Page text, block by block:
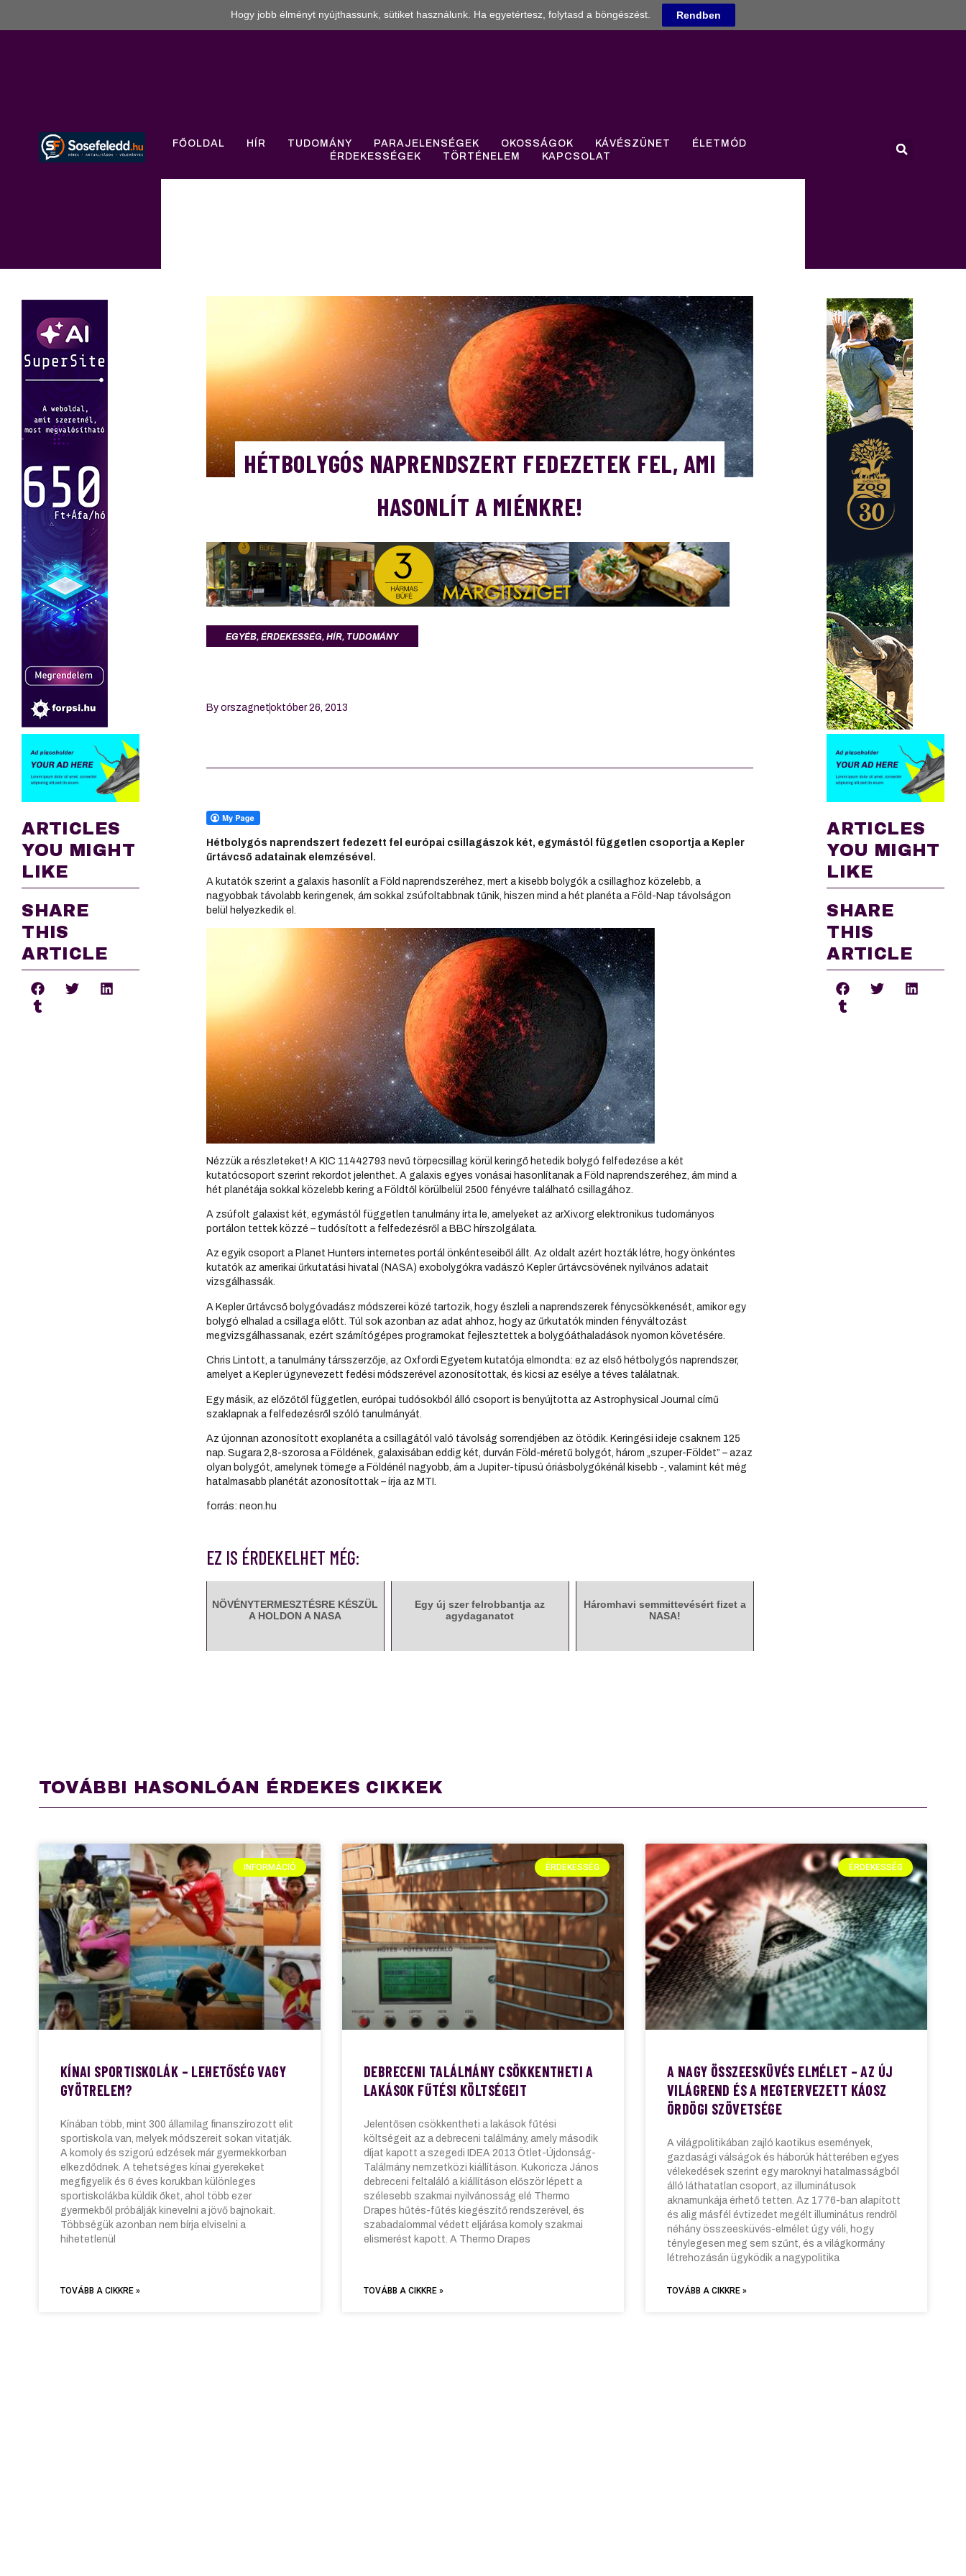
FŐOLDAL HÍR TUDOMÁNY PARAJELENSÉGEK OKOSSÁGOK KÁVÉSZÜNET
ÉLETMÓD
ÉRDEKESSÉGEK
TÖRTÉNELEM KAPCSOLAT
ARTICLES
YOU MIGHT
LIKE
SHARE
THIS
ARTICLE
HÉTBOLYGÓS NAPRENDSZERT FEDEZETEK FEL, AMI
HASONLÍT A MIÉNKRE!
EGYÉB, ÉRDEKESSÉG, HÍR, TUDOMÁNY
Byorszagnetoktóber 26, 2013
Hétbolygós naprendszert fedezett fel európai csillagászok két, egymástól független csoportja a Kepler
űrtávcső adatainak elemzésével.
A kutatók szerint a galaxis hasonlít a Föld naprendszeréhez, mert a kisebb bolygók a csillaghoz közelebb, a
nagyobbak távolabb keringenek, ám sokkal zsúfoltabbnak tűnik, hiszen mind a hét planéta a Föld-Nap távolságon
belül helyezkedik el.
Nézzük a részleteket! A KIC 11442793 nevű törpecsillag körül keringő hetedik bolygó felfedezése a két
kutatócsoport szerint rekordot jelenthet. A galaxis egyes vonásai hasonlítanak a Föld naprendszeréhez, ám mind a
hét planétája sokkal közelebb kering a Földtől körülbelül 2500 fényévre található csillagához.
A zsúfolt galaxist két, egymástól független tanulmány írta le, amelyeket az arXiv.org elektronikus tudományos
portálon tettek közzé – tudósított a felfedezésről a BBC hírszolgálata.
Az egyik csoport a Planet Hunters internetes portál önkénteseiből állt. Az oldalt azért hozták létre, hogy önkéntes
kutatók az amerikai űrkutatási hivatal (NASA) exobolygókra vadászó Kepler űrtávcsövének nyilvános adatait
vizsgálhassák.
A Kepler űrtávcső bolygóvadász módszerei közé tartozik, hogy észleli a naprendszerek fénycsökkenését, amikor egy
bolygó elhalad a csillaga előtt. Túl sok azonban az adat ahhoz, hogy az űrkutatók minden fényváltozást
megvizsgálhassanak, ezért számítógépes programokat fejlesztettek a bolygóáthaladások nyomon követésére.
Chris Lintott, a tanulmány társszerzője, az Oxfordi Egyetem kutatója elmondta: ez az első hétbolygós naprendszer,
amelyet a Kepler úgynevezett fedési módszerével azonosítottak, és kicsi az esélye a téves találatnak.
Egy másik, az előzőtől független, európai tudósokból álló csoport is benyújtotta az Astrophysical Journal című
szaklapnak a felfedezésről szóló tanulmányát.
Az újonnan azonosított exoplanéta a csillagától való távolság sorrendjében az ötödik. Keringési ideje csaknem 125
nap. Sugara 2,8-szorosa a Földének, galaxisában eddig két, durván Föld-méretű bolygót, három „szuper-Földet” – azaz
olyan bolygót, amelynek tömege a Földénél nagyobb, ám a Jupiter-típusú óriásbolygókénál kisebb -, valamint két még
hatalmasabb planétát azonosítottak – írja az MTI.
forrás: neon.hu
EZ IS ÉRDEKELHET MÉG:
NÖVÉNYTERMESZTÉSRE KÉSZÜL
A HOLDON A NASA
Egy új szer felrobbantja az
agydaganatot
Háromhavi semmittevésért fizet a
NASA!
ARTICLES
YOU MIGHT
LIKE
SHARE
THIS
ARTICLE
TOVÁBBI HASONLÓAN ÉRDEKES CIKKEK
INFORMÁCIÓ
KÍNAI SPORTISKOLÁK – LEHETŐSÉG VAGY
GYÖTRELEM?
Kínában több, mint 300 államilag finanszírozott elit
sportiskola van, melyek módszereit sokan vitatják.
A komoly és szigorú edzések már gyermekkorban
elkezdődnek. A tehetséges kínai gyerekeket
megfigyelik és 6 éves korukban különleges
sportiskolákba küldik őket, ahol több ezer
gyermekből próbálják kinevelni a jövő bajnokait.
Többségük azonban nem bírja elviselni a
hihetetlenül
TOVÁBB A CIKKRE »
ÉRDEKESSÉG
DEBRECENI TALÁLMÁNY CSÖKKENTHETI A
LAKÁSOK FŰTÉSI KÖLTSÉGEIT
Jelentősen csökkentheti a lakások fűtési
költségeit az a debreceni találmány, amely második
díjat kapott a szegedi IDEA 2013 Ötlet-Újdonság-
Találmány nemzetközi kiállításon. Kukoricza János
debreceni feltaláló a kiállításon először lépett a
szélesebb szakmai nyilvánosság elé Thermo
Drapes hűtés-fűtés kiegészítő rendszerével, és
szabadalommal védett eljárása komoly szakmai
elismerést kapott. A Thermo Drapes
TOVÁBB A CIKKRE »
ÉRDEKESSÉG
A NAGY ÖSSZEESKÜVÉS ELMÉLET – AZ ÚJ
VILÁGREND ÉS A MEGTERVEZETT KÁOSZ
ÖRDÖGI SZÖVETSÉGE
A világpolitikában zajló kaotikus események,
gazdasági válságok és háborúk hátterében egyes
vélekedések szerint egy maroknyi hatalmasságból
álló láthatatlan csoport, az illuminátusok
aknamunkája érhető tetten. Az 1776-ban alapított
és alig másfél évtizedet megélt illuminátus rendről
néhány összeesküvés-elmélet úgy véli, hogy
ténylegesen meg sem szűnt, és a világkormány
létrehozásán ügyködik a nagypolitika
TOVÁBB A CIKKRE »
Hogy jobb élményt nyújthassunk, sütiket használunk. Ha egyetértesz, folytasd a böngészést. Rendben